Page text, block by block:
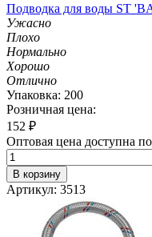
Подводка для воды ST
Ужасно
Плохо
Нормально
Хорошо
Отлично
Упаковка: 200
Розничная цена:
152 ₽
Оптовая цена доступна
В корзину
Артикул: 3513